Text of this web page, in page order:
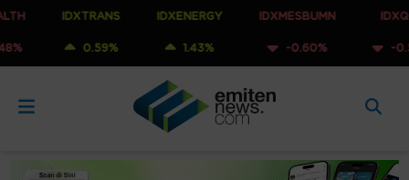
IDXTRANS
0.59%
IDXENERGY
1.43%
IDXMESBUMN
-0.60%
IDXQ30
-0.53%